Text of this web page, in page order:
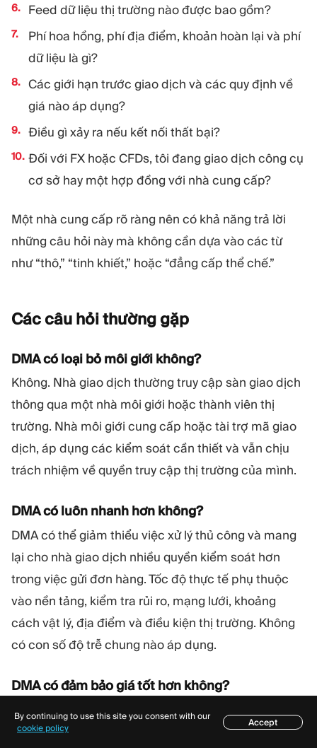
Feed dữ liệu thị trường nào được bao gồm?
Phí hoa hồng, phí địa điểm, khoản hoàn lại và phí
dữ liệu là gì?
Các giới hạn trước giao dịch và các quy định về
giá nào áp dụng?
Điều gì xảy ra nếu kết nối thất bại?
Đối với FX hoặc CFDs, tôi đang giao dịch công cụ
cơ sở hay một hợp đồng với nhà cung cấp?
Một nhà cung cấp rõ ràng nên có khả năng trả lời
những câu hỏi này mà không cần dựa vào các từ
như “thô,” “tinh khiết,” hoặc “đẳng cấp thể chế.”
Các câu hỏi thường gặp
DMA có loại bỏ môi giới không?
Không. Nhà giao dịch thường truy cập sàn giao dịch
thông qua một nhà môi giới hoặc thành viên thị
trường. Nhà môi giới cung cấp hoặc tài trợ mã giao
dịch, áp dụng các kiểm soát cần thiết và vẫn chịu
trách nhiệm về quyền truy cập thị trường của mình.
DMA có luôn nhanh hơn không?
DMA có thể giảm thiểu việc xử lý thủ công và mang
lại cho nhà giao dịch nhiều quyền kiểm soát hơn
trong việc gửi đơn hàng. Tốc độ thực tế phụ thuộc
vào nền tảng, kiểm tra rủi ro, mạng lưới, khoảng
cách vật lý, địa điểm và điều kiện thị trường. Không
có con số độ trễ chung nào áp dụng.
DMA có đảm bảo giá tốt hơn không?
Không. Kết quả phụ thuộc vào địa điểm được chọn,
loại đơn hàng, tính thanh khoản có sẵn, phí, vị trí
Mục lục
By continuing to use this site you consent with our
cookie policy
Accept